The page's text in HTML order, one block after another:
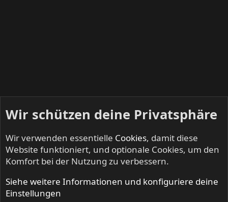
KEEP US ON THE ROAD - Gigs & Tourdates
Wir schützen deine Privatsphäre
Wir verwenden essentielle Cookies, damit diese
Website funktioniert, und optionale Cookies, um den
Komfort bei der Nutzung zu verbessern.
Siehe weitere Informationen und konfiguriere deine
Einstellungen